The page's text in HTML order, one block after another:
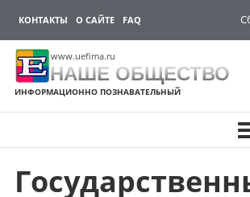
КОНТАКТЫ О САЙТЕ FAQ
www.uefima.ru
НАШЕ ОБЩЕСТВО
ИНФОРМАЦИОННО ПОЗНАВАТЕЛЬНЫЙ
Перейти